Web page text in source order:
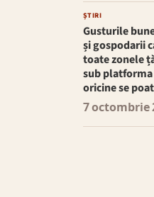
ȘTIRI
Gusturile
și gospodarii
toate zonele
sub
oricine se
7 octombrie